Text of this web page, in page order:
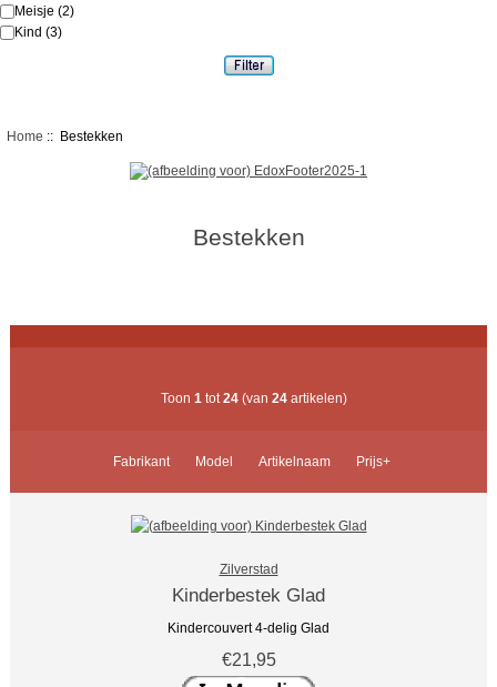
Meisje (2)
Kind (3)
Home :: Bestekken
Bestekken
Toon 1 tot 24 (van 24 artikelen)
Fabrikant Model Artikelnaam Prijs+
Zilverstad
Kinderbestek Glad
Kindercouvert 4-delig Glad
€21,95